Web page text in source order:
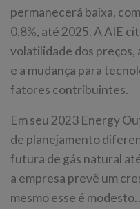
permanecerá baixa,
0,8%, até 2025. A AIE
volatilidade dos preços,
e a mudança para
fatores contribuintes.
Em seu 2023 Energy
de planejamento
futura de gás natural
a empresa prevê um
mesmo esse é